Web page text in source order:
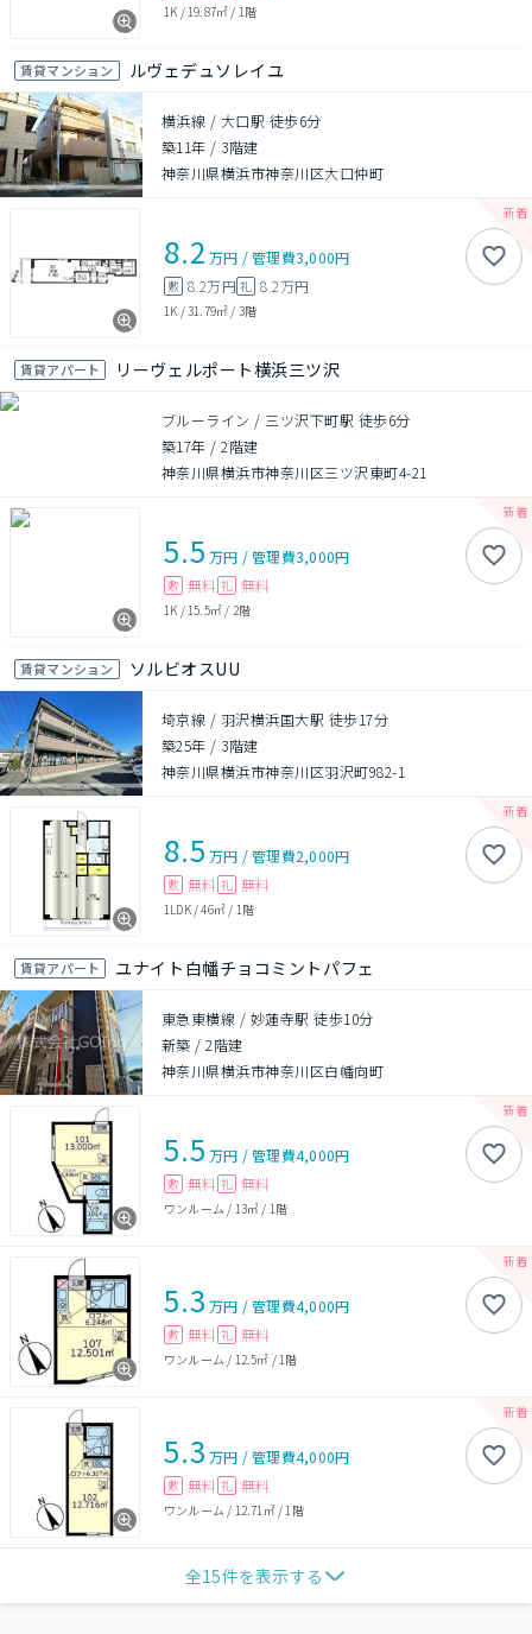
1K / 19.87㎡ / 1階
賃貸マンション ルヴェデュソレイユ
横浜線 / 大口駅 徒歩6分
築11年 / 3階建
神奈川県横浜市神奈川区大口仲町
8.2 万円 /管理費3,000円
敷 8.2万円礼 8.2万円
1K /31.79㎡ / 3階
賃貸アパート リーヴェルポート横浜三ツ沢
ブルーライン / 三ツ沢下町駅 徒歩6分
築17年 /2階建
神奈川県横浜市神奈川区三ツ沢東町4-21
5.5 万円 /管理費3,000円
敷 無料 礼 無料
1K / 15.5㎡ / 2階
賃貸マンション ソルビオスUU
埼京線 / 羽沢横浜国大駅 徒歩17分
築25年 / 3階建
神奈川県横浜市神奈川区羽沢町982-1
8.5 万円 /管理費2,000円
敷 無料 礼 無料
1LDK/46㎡ / 1階
賃貸アパート ユナイト白幡チョコミントパフェ
東急東横線 / 妙蓮寺駅 徒歩10分
新築 /2階建
神奈川県横浜市神奈川区白幡向町
5.5 万円 /管理費4,000円
敷 無料 礼 無料
ワンルーム / 13㎡ / 1階
5.3 万円 /管理費4,000円
敷 無料 礼 無料
ワンルーム / 12.5㎡ / 1階
5.3 万円 /管理費4,000円
敷 無料 礼 無料
ワンルーム / 12.71㎡/ 1階
全15件を表示する